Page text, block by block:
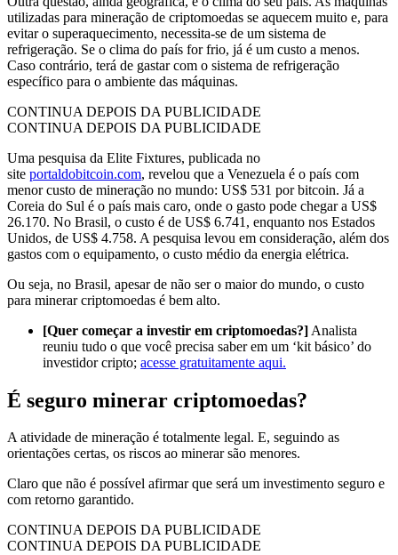
utilizadas para mineração de criptomoedas se aquecem muito e, para
evitar o superaquecimento, necessita-se de um sistema de
refrigeração. Se o clima do país for frio, já é um custo a menos.
Caso contrário, terá de gastar com o sistema de refrigeração
específico para o ambiente das máquinas.
CONTINUA DEPOIS DA PUBLICIDADE
CONTINUA DEPOIS DA PUBLICIDADE
Uma pesquisa da Elite Fixtures, publicada no
site portaldobitcoin.com, revelou que a Venezuela é o país com
menor custo de mineração no mundo: US$ 531 por bitcoin. Já a
Coreia do Sul é o país mais caro, onde o gasto pode chegar a US$
26.170. No Brasil, o custo é de US$ 6.741, enquanto nos Estados
Unidos, de US$ 4.758. A pesquisa levou em consideração, além dos
gastos com o equipamento, o custo médio da energia elétrica.
Ou seja, no Brasil, apesar de não ser o maior do mundo, o custo
para minerar criptomoedas é bem alto.
[Quer começar a investir em criptomoedas?] Analista
reuniu tudo o que você precisa saber em um ‘kit básico’ do
investidor cripto; acesse gratuitamente aqui.
É seguro minerar criptomoedas?
A atividade de mineração é totalmente legal. E, seguindo as
orientações certas, os riscos ao minerar são menores.
Claro que não é possível afirmar que será um investimento seguro e
com retorno garantido.
CONTINUA DEPOIS DA PUBLICIDADE
CONTINUA DEPOIS DA PUBLICIDADE